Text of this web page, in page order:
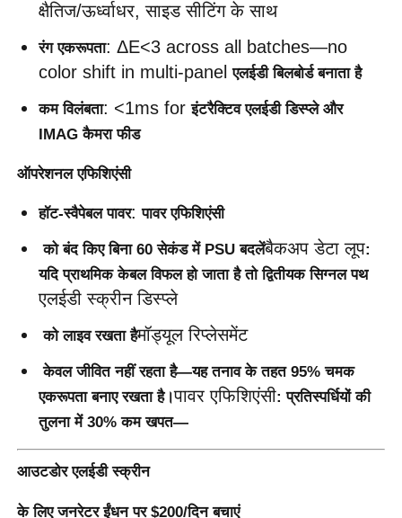
आउटडोर एलईडी डिस्प्ले बोर्ड
आउटडोर एलईडी बिलबोर्ड
क्षैतिज/ऊर्ध्वाधर, साइड सीटिंग के साथ
रंग एकरूपता: ΔE<3 across all batches—no
color shift in multi-panel एलईडी बिलबोर्ड बनाता है
कम विलंबता: <1ms for इंटरैक्टिव एलईडी डिस्प्ले और
IMAG कैमरा फीड
ऑपरेशनल एफिशिएंसी
हॉट-स्वैपेबल पावर: पावर एफिशिएंसी
को बंद किए बिना 60 सेकंड में PSU बदलेंबैकअप डेटा लूप:
यदि प्राथमिक केबल विफल हो जाता है तो द्वितीयक सिग्नल पथ
एलईडी स्क्रीन डिस्प्ले
को लाइव रखता हैमॉड्यूल रिप्लेसमेंट
केवल जीवित नहीं रहता है—यह तनाव के तहत 95% चमक
एकरूपता बनाए रखता है।पावर एफिशिएंसी: प्रतिस्पर्धियों की
तुलना में 30% कम खपत—
आउटडोर एलईडी स्क्रीन
के लिए जनरेटर ईंधन पर $200/दिन बचाएं